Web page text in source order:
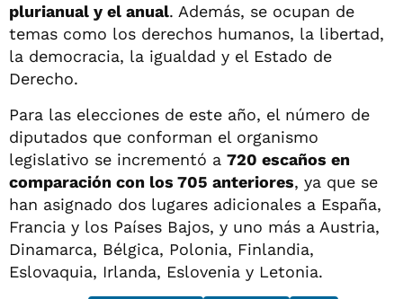
plurianual y el anual. Además, se ocupan de
temas como los derechos humanos, la libertad,
la democracia, la igualdad y el Estado de
Derecho.
Para las elecciones de este año, el número de
diputados que conforman el organismo
legislativo se incrementó a 720 escaños en
comparación con los 705 anteriores, ya que se
han asignado dos lugares adicionales a España,
Francia y los Países Bajos, y uno más a Austria,
Dinamarca, Bélgica, Polonia, Finlandia,
Eslovaquia, Irlanda, Eslovenia y Letonia.